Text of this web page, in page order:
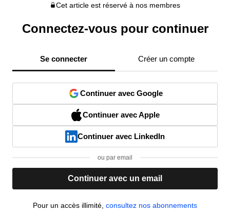
Cet article est réservé à nos membres
Connectez-vous pour continuer
Se connecter Créer un compte
Continuer avec Google
Continuer avec Apple
Continuer avec LinkedIn
ou par email
Continuer avec un email
Pour un accès illimité, consultez nos abonnements